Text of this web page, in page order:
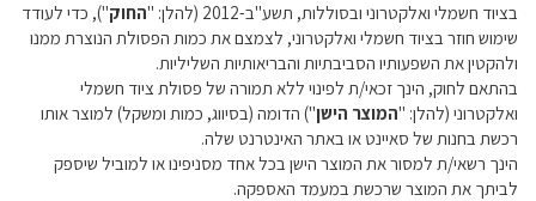
בציוד חשמלי ואלקטרוני ובסוללות, תשע"ב-2012 (להלן: "
החוק"), כדי לעודד
שימוש חוזר בציוד חשמלי ואלקטרוני, לצמצם את כמות הפסולת הנוצרת ממנו
ולהקטין את השפעותיו הסביבתיות והבריאותיות השליליות.
בהתאם לחוק, הינך זכאי/ת לפינוי ללא תמורה של פסולת ציוד חשמלי
ואלקטרוני (להלן: "המוצר הישן") הדומה (בסיווג, כמות ומשקל) למוצר אותו
רכשת בחנות של סאיינט או באתר האינטרנט שלה.
הינך רשאי/ת למסור את המוצר הישן בכל אחד מסניפינו או למוביל שיספק
לביתך את המוצר שרכשת במעמד האספקה.